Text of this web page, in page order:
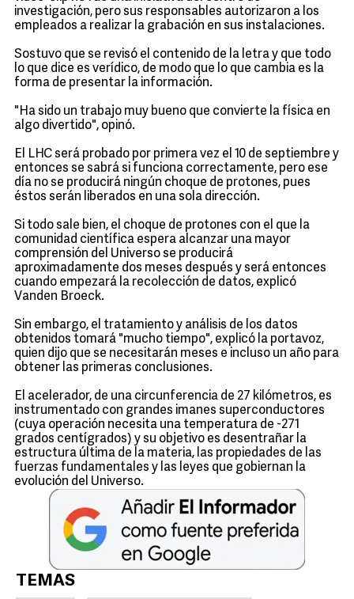
investigación, pero sus responsables autorizaron a los
empleados a realizar la grabación en sus instalaciones.
Sostuvo que se revisó el contenido de la letra y que todo
lo que dice es verídico, de modo que lo que cambia es la
forma de presentar la información.
"Ha sido un trabajo muy bueno que convierte la física en
algo divertido", opinó.
El LHC será probado por primera vez el 10 de septiembre y
entonces se sabrá si funciona correctamente, pero ese
día no se producirá ningún choque de protones, pues
éstos serán liberados en una sola dirección.
Si todo sale bien, el choque de protones con el que la
comunidad científica espera alcanzar una mayor
comprensión del Universo se producirá
aproximadamente dos meses después y será entonces
cuando empezará la recolección de datos, explicó
Vanden Broeck.
Sin embargo, el tratamiento y análisis de los datos
obtenidos tomará "mucho tiempo", explicó la portavoz,
quien dijo que se necesitarán meses e incluso un año para
obtener las primeras conclusiones.
El acelerador, de una circunferencia de 27 kilómetros, es
instrumentado con grandes imanes superconductores
(cuya operación necesita una temperatura de -271
grados centígrados) y su objetivo es desentrañar la
estructura última de la materia, las propiedades de las
fuerzas fundamentales y las leyes que gobiernan la
evolución del Universo.
TEMAS